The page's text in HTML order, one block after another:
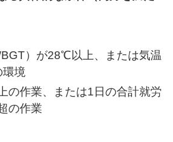
）が28℃以上、または気温
境
の作業、または1日の合計就労
の作業